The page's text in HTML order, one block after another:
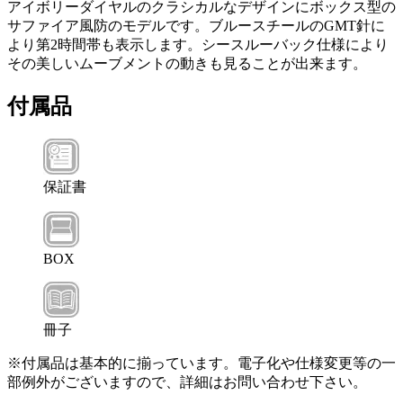
アイボリーダイヤルのクラシカルなデザインにボックス型の
サファイア風防のモデルです。ブルースチールのGMT針に
より第2時間帯も表示します。シースルーバック仕様により
その美しいムーブメントの動きも見ることが出来ます。
付属品
保証書
BOX
冊子
※付属品は基本的に揃っています。電子化や仕様変更等の一
部例外がございますので、詳細はお問い合わせ下さい。